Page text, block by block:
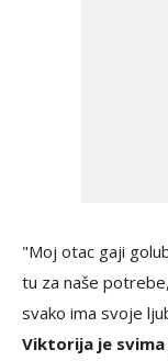
"Moj otac gaji
tu za naše
svako ima svoje
Viktorija je